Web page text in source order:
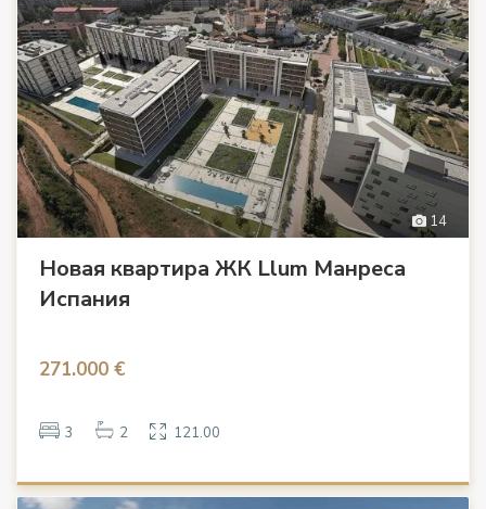
14
Новая квартира ЖК Llum Манреса
Испания
271.000 €
3 2 121.00